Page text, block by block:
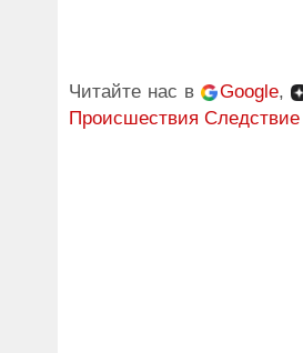
Читайте нас в Google,
Происшествия Следствие